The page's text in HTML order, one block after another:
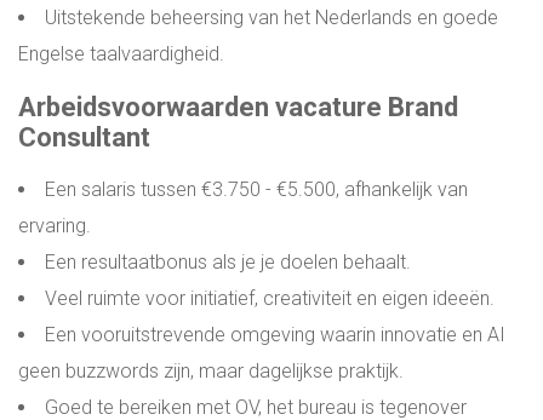
Uitstekende beheersing van het Nederlands en goede
Engelse taalvaardigheid.
Arbeidsvoorwaarden vacature Brand
Consultant
Een salaris tussen €3.750 - €5.500, afhankelijk van
ervaring.
Een resultaatbonus als je je doelen behaalt.
Veel ruimte voor initiatief, creativiteit en eigen ideeën.
Een vooruitstrevende omgeving waarin innovatie en AI
geen buzzwords zijn, maar dagelijkse praktijk.
Goed te bereiken met OV, het bureau is tegenover